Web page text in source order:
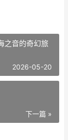
之音的奇幻旅
2026-05-20
下一篇 »